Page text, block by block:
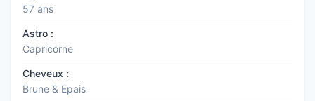
57 ans
Astro :
Capricorne
Cheveux :
Brune & Epais